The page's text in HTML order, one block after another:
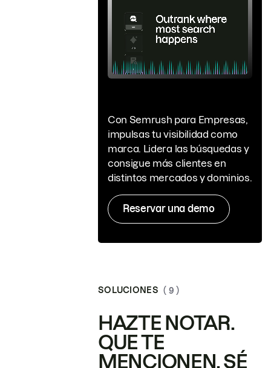
Con Semrush para Empresas,
impulsas tu visibilidad como
marca. Lidera las búsquedas y
consigue más clientes en
distintos mercados y dominios.
Reservar una demo
SOLUCIONES ( 9 )
HAZTE NOTAR.
QUE TE
MENCIONEN. SÉ